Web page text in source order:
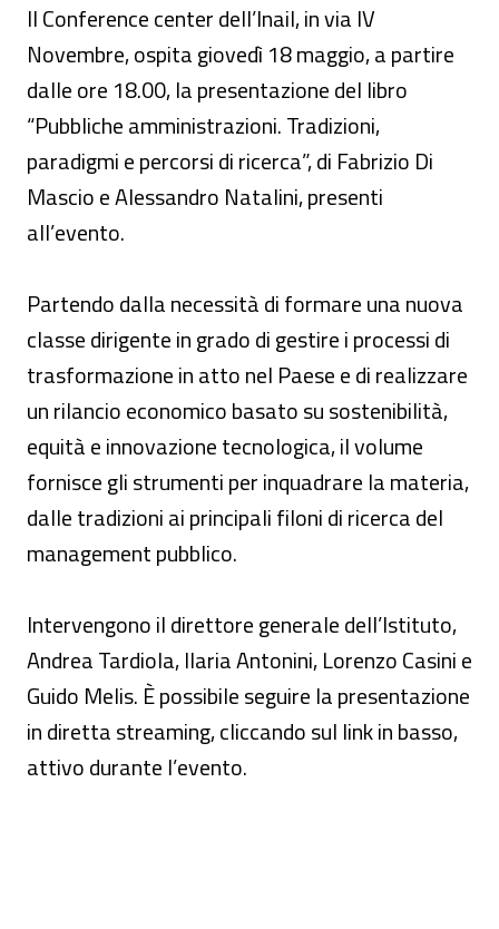
Il Conference center dell’Inail, in via IV
Novembre, ospita giovedì 18 maggio, a partire
dalle ore 18.00, la presentazione del libro
“Pubbliche amministrazioni. Tradizioni,
paradigmi e percorsi di ricerca”, di Fabrizio Di
Mascio e Alessandro Natalini, presenti
all’evento.
Partendo dalla necessità di formare una nuova
classe dirigente in grado di gestire i processi di
trasformazione in atto nel Paese e di realizzare
un rilancio economico basato su sostenibilità,
equità e innovazione tecnologica, il volume
fornisce gli strumenti per inquadrare la materia,
dalle tradizioni ai principali filoni di ricerca del
management pubblico.
Intervengono il direttore generale dell’Istituto,
Andrea Tardiola, Ilaria Antonini, Lorenzo Casini e
Guido Melis. È possibile seguire la presentazione
in diretta streaming, cliccando sul link in basso,
attivo durante l’evento.